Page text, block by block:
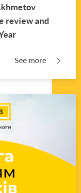
re­view and
See more